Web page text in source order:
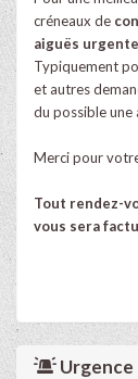
créneaux de
aiguës
Typiquement
et autres
du possible une
Merci pour
Tout rendez-
vous sera
Urgence